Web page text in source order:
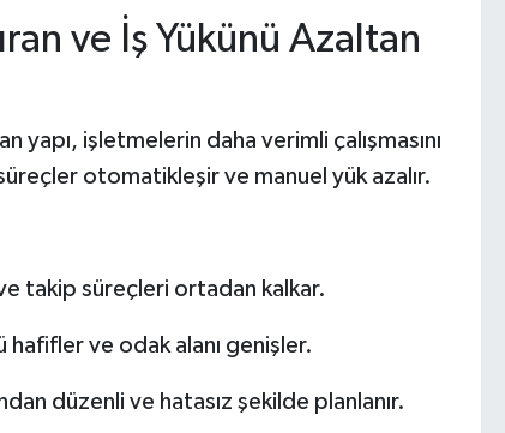
ve İş Yükünü Azaltan
yapı, işletmelerin daha verimli çalışmasını
otomatikleşir ve manuel yük azalır.
takip süreçleri ortadan kalkar.
ve odak alanı genişler.
düzenli ve hatasız şekilde planlanır.